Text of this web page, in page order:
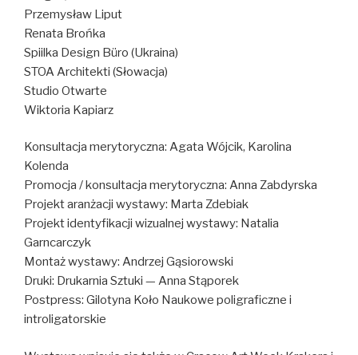
Przemysław Liput
Renata Brońka
Spiilka Design Büro (Ukraina)
STOA Architekti (Słowacja)
Studio Otwarte
Wiktoria Kapiarz
Konsultacja merytoryczna: Agata Wójcik, Karolina
Kolenda
Promocja / konsultacja merytoryczna: Anna Zabdyrska
Projekt aranżacji wystawy: Marta Zdebiak
Projekt identyfikacji wizualnej wystawy: Natalia
Garncarczyk
Montaż wystawy: Andrzej Gąsiorowski
Druki: Drukarnia Sztuki — Anna Stąporek
Postpress: Gilotyna Koło Naukowe poligraficzne i
introligatorskie